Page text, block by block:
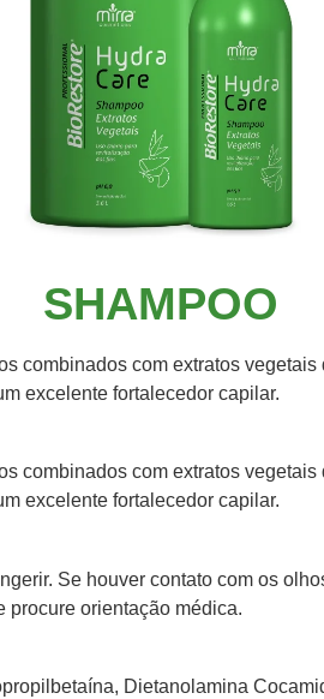
SHAMPOO
combinados com extratos
excelente fortalecedor capilar.
combinados com extratos
excelente fortalecedor capilar.
Se houver contato com os
procure orientação médica.
Dietanolamina